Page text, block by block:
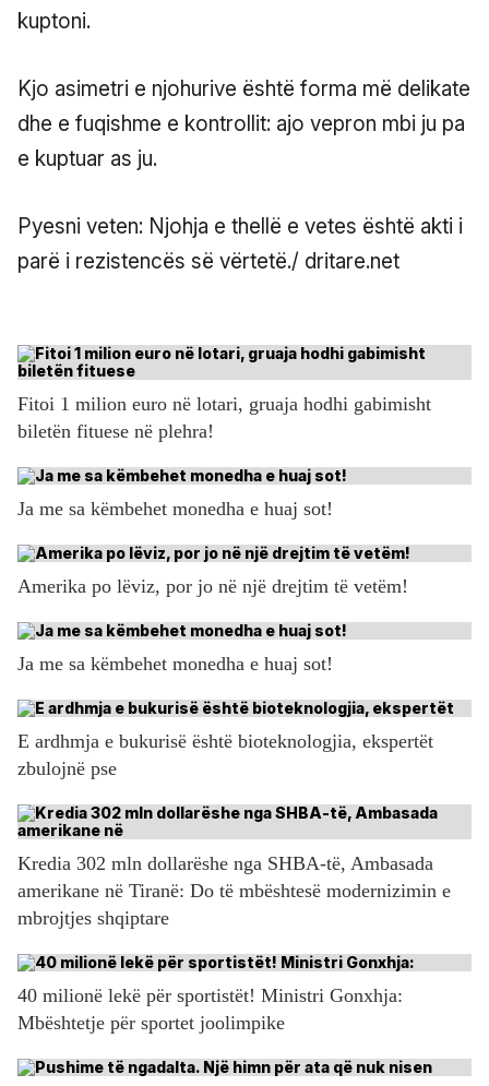
kuptoni.
Kjo asimetri e njohurive është forma më delikate
dhe e fuqishme e kontrollit: ajo vepron mbi ju pa
e kuptuar as ju.
Pyesni veten: Njohja e thellë e vetes është akti i
parë i rezistencës së vërtetë./ dritare.net
Fitoi 1 milion euro në lotari, gruaja hodhi gabimisht
biletën fituese në plehra!
Ja me sa këmbehet monedha e huaj sot!
Amerika po lëviz, por jo në një drejtim të vetëm!
Ja me sa këmbehet monedha e huaj sot!
E ardhmja e bukurisë është bioteknologjia, ekspertët
zbulojnë pse
Kredia 302 mln dollarëshe nga SHBA-të, Ambasada
amerikane në Tiranë: Do të mbështesë modernizimin e
mbrojtjes shqiptare
40 milionë lekë për sportistët! Ministri Gonxhja:
Mbështetje për sportet joolimpike